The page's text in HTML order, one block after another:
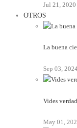
Jul 21, 2020
OTROS
La buena
Sep 03,
Vides
May 01,